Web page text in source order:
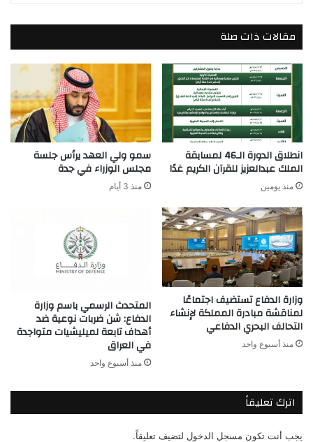
مقالات ذات صلة
انطلاق الدورة الـ46 لمسابقة
الملك عبدالعزيز للقرآن الكريم غدًا
منذ يومين
سمو ولي العهد يرأس جلسة
مجلس الوزراء في جدة
منذ 3 أيام
وزارة الدفاع تستضيف اجتماعًا
لمناقشة مبادرة المملكة لإنشاء
التحالف البحري الدفاعي
منذ أسبوع واحد
المتحدث الرسمي باسم وزارة
الدفاع: شن ضربات نوعية ضد
أهداف تابعة لميليشيات متواجدة
في العراق
منذ أسبوع واحد
اترك تعليقاً
يجب أنت تكون مسجل الدخول لتضيف تعليقاً.